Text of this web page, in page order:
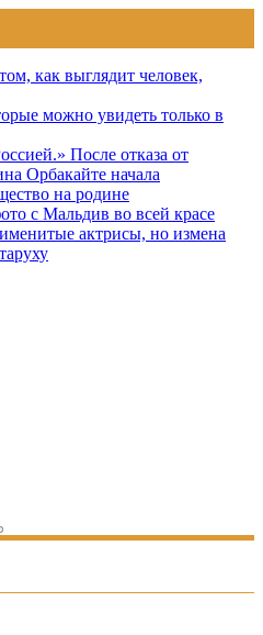
как выглядит человек,
можно увидеть только в
После отказа от
Орбакайте начала
на родине
с Мальдив во всей красе
актрисы, но измена